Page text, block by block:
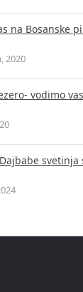
na Bosanske
2020
vodimo
svetinja